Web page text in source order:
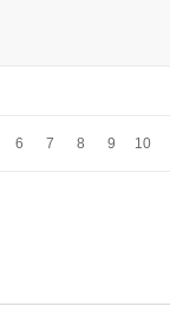
6 7 8 9 10